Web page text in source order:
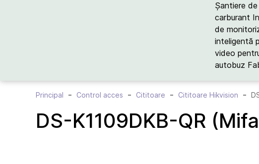
Șantiere
carburant
de
inteligentă
video
autobuz
Principal Control acces Cititoare Cititoare Hikvision
DS-K1109DKB-QR